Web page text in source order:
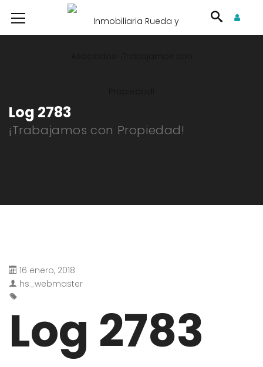
Log 2783
¡Trabajamos con Propiedad!
16 enero, 2018
hs_webmaster
Log 2783